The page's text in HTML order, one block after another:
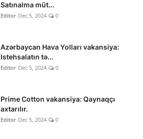
Satınalma müt...
Editor Dec 5, 2024 0
Azərbaycan Hava Yolları vakansiya:
Istehsalatın tə...
Editor Dec 5, 2024 0
Prime Cotton vakansiya: Qaynaqçı
axtarılır.
Editor Dec 5, 2024 0